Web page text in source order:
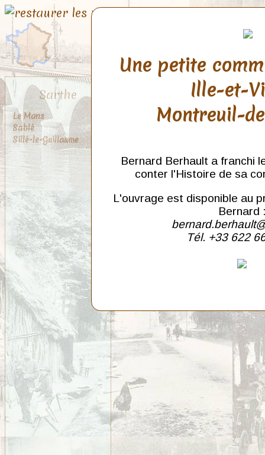
Sarthe
Le Mans
Sablé
Sillé-le-Guillaume
Une petite
Ille-et-
Montreuil-
Bernard Berhault a franchi
conter l'Histoire de sa
L'ouvrage est disponible au
Bernard
Tél. +33 622